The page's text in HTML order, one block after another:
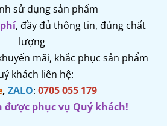
sử dụng sản phẩm
, đầy đủ thông tin, đúng chất
lượng
mãi, khắc phục sản phẩm
khách liên hệ:
, ZALO: 0705 055 179
được phục vụ Quý khách!